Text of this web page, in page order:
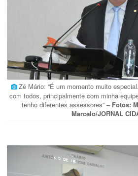
Zé Mário: “É um momento muito
com todos, principalmente com minha
tenho diferentes assessores” – Fotos:
Marcelo/JORNAL